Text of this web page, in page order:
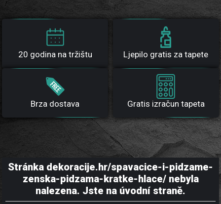
20 godina na tržištu Ljepilo gratis za tapete
Brza dostava Gratis izračun tapeta
Stránka dekoracije.hr/spavacice-i-pidzame-
zenska-pidzama-kratke-hlace/ nebyla
nalezena. Jste na úvodní straně.